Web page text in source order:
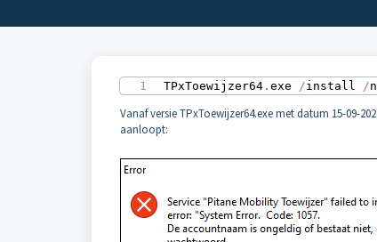
TPxToewijzer64 .exe /install /
Vanaf versie TPxToewijzer64.exe met datum 15-09-
aanloopt: